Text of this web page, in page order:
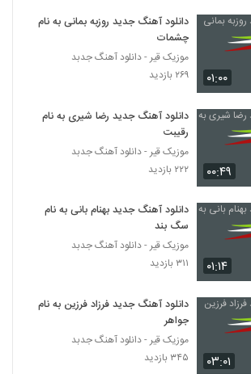
۴۹۰ بازدید
دانلود آهنگ جدید و زیبای هادی کرمی با نام
سنی اونوتماق اولمور
Ali Parto Injori Nemishe
عشقم
دانلود آهنگ مجید نعمتی بگو دوسم داری
۷۹۵ بازدید
موزیک زیبای بعد تو از مهدی جعفرنیا
۰۱:۰۰
دانلود آهنگ جدید روزبه بمانی به نام
چشمات
موزیک قیر - دانلود آهنگ جدبد
۲۶۹ بازدید
۰۰:۴۹
دانلود آهنگ جدید رضا شیری به نام
رقیبت
موزیک قیر - دانلود آهنگ جدبد
۲۲۲ بازدید
۰۱:۱۴
دانلود آهنگ جدید بهنام بانی به نام
سگ بند
موزیک قیر - دانلود آهنگ جدبد
۳۱۱ بازدید
۰۳:۰۱
دانلود آهنگ جدید فرزاد فرزین به نام
جواهر
موزیک قیر - دانلود آهنگ جدبد
۳۴۵ بازدید